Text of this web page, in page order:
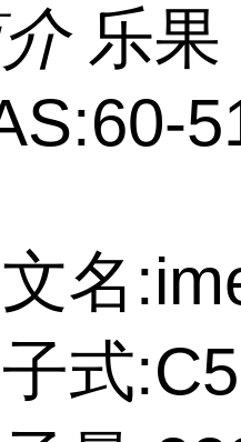
乐果
名
式